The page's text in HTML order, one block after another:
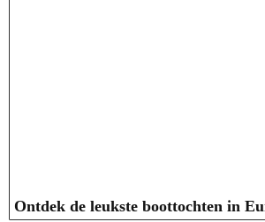
Ontdek de leukste boottochten in